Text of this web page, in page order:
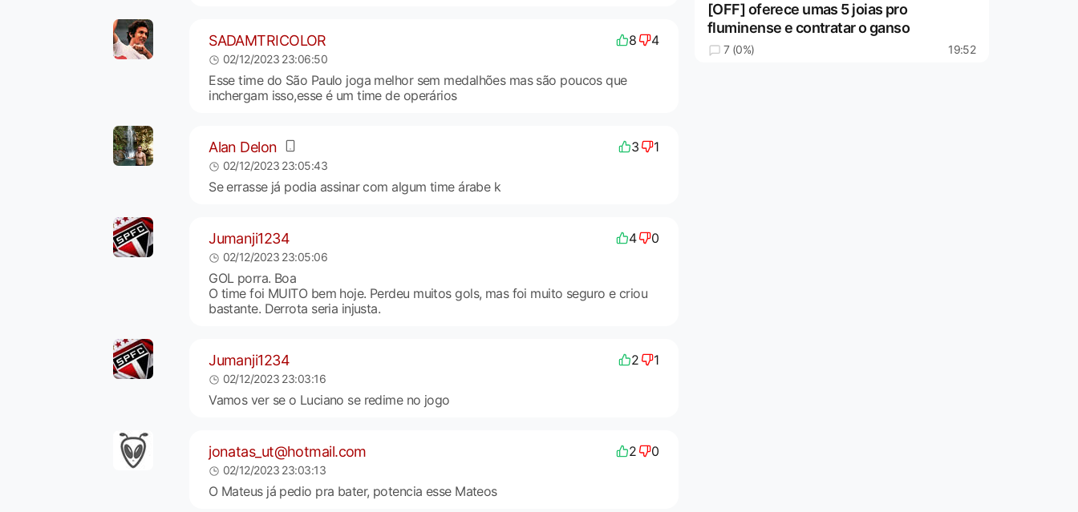
SADAMTRICOLOR 8 4
02/12/2023 23:06:50
Esse time do São Paulo joga melhor sem medalhões mas são poucos que
inchergam isso,esse é um time de operários
Alan Delon 3 1
02/12/2023 23:05:43
Se errasse já podia assinar com algum time árabe k
Jumanji1234 4 0
02/12/2023 23:05:06
GOL porra. Boa
O time foi MUITO bem hoje. Perdeu muitos gols, mas foi muito seguro e criou
bastante. Derrota seria injusta.
Jumanji1234 2 1
02/12/2023 23:03:16
Vamos ver se o Luciano se redime no jogo
jonatas_ut@hotmail.com 2 0
02/12/2023 23:03:13
O Mateus já pedio pra bater, potencia esse Mateos
[OFF] oferece umas 5 joias pro
fluminense e contratar o ganso
7 (0%) 19:52